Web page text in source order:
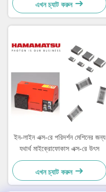
এখন চ্যাট করুন
ইন-লাইন এক্স-রে পরিদর্শন মেশিনের জন্য
যথার্থ মাইক্রোফোকাস এক্স-রে উৎস
এখন চ্যাট করুন